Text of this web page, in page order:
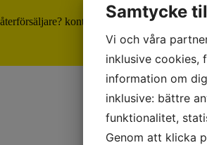
kontakta oss påSamtycke
Vi och våra
inklusive cookies,
information om
inklusive: bättre
funktionalitet,
Genom att klicka